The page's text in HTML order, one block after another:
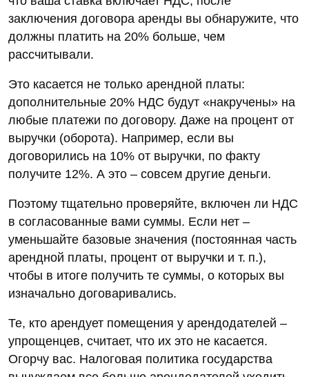
заключения договора аренды вы обнаружите, что
должны платить на 20% больше, чем
рассчитывали.
Это касается не только арендной платы:
дополнительные 20% НДС будут «накручены» на
любые платежи по договору. Даже на процент от
выручки (оборота). Например, если вы
договорились на 10% от выручки, по факту
получите 12%. А это – совсем другие деньги.
Поэтому тщательно проверяйте, включен ли НДС
в согласованные вами суммы. Если нет –
уменьшайте базовые значения (постоянная часть
арендной платы, процент от выручки и т. п.),
чтобы в итоге получить те суммы, о которых вы
изначально договаривались.
Те, кто арендует помещения у арендодателей –
упрощенцев, считает, что их это не касается.
Огорчу вас. Налоговая политика государства